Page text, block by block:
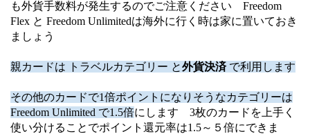
も外貨手数料が発生するのでご注意ください Freedom
Flex と Freedom Unlimitedは海外に行く時は家に置いておき
ましょう
親カードは トラベルカテゴリー と外貨決済 で利用します
その他のカードで1倍ポイントになりそうなカテゴリーは
Freedom Unlimited で1.5倍にします 3枚のカードを上手く
使い分けることでポイント還元率は1.5～５倍にできま